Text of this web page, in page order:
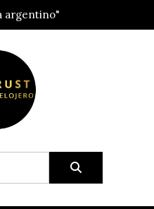
argentino"